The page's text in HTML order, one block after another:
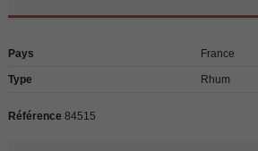
Pays France
Type Rhum
Référence 84515